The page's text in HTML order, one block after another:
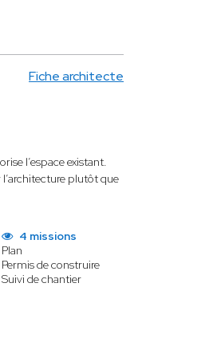
Fiche architecte
l’espace existant.
plutôt que
4 missions
Plan
Permis de construire
Suivi de chantier